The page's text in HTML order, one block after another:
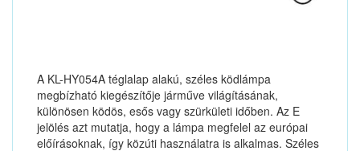
A KL-HY054A téglalap alakú, széles ködlámpa
megbízható kiegészítője járműve világításának,
különösen ködös, esős vagy szürkületi időben. Az E
jelölés azt mutatja, hogy a lámpa megfelel az európai
előírásoknak, így közúti használatra is alkalmas. Széles